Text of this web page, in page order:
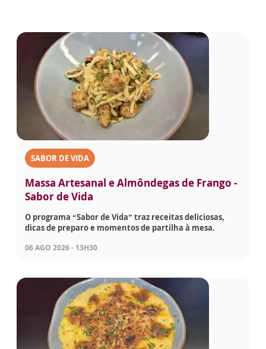
SABOR DE VIDA
Massa Artesanal e Almôndegas de Frango -
Sabor de Vida
O programa “Sabor de Vida” traz receitas deliciosas,
dicas de preparo e momentos de partilha à mesa.
06 AGO 2026 - 13H30